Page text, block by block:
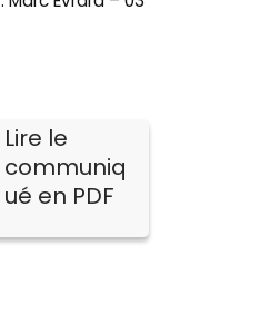
Lire le
communiq
ué en PDF